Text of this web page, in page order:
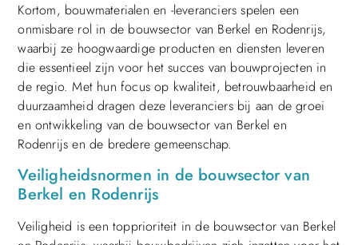
Kortom, bouwmaterialen en -leveranciers spelen een
onmisbare rol in de bouwsector van Berkel en Rodenrijs,
waarbij ze hoogwaardige producten en diensten leveren
die essentieel zijn voor het succes van bouwprojecten in
de regio. Met hun focus op kwaliteit, betrouwbaarheid en
duurzaamheid dragen deze leveranciers bij aan de groei
en ontwikkeling van de bouwsector van Berkel en
Rodenrijs en de bredere gemeenschap.
Veiligheidsnormen in de bouwsector van
Berkel en Rodenrijs
Veiligheid is een topprioriteit in de bouwsector van Berkel